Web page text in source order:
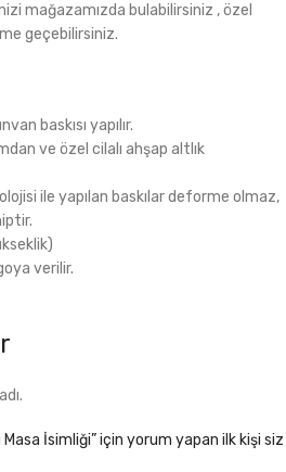
mağazamızda bulabilirsiniz , özel
geçebilirsiniz.
baskısı yapılır.
ve özel cilalı ahşap altlık
ile yapılan baskılar deforme olmaz,
verilir.
Masa İsimliği” için yorum yapan ilk kişi siz